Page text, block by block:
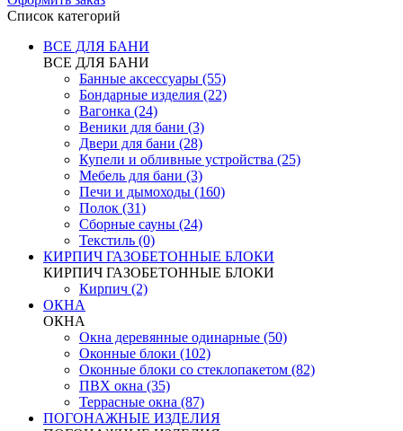
Список категорий
ВСЕ ДЛЯ БАНИ
ВСЕ ДЛЯ БАНИ
Банные аксессуары (55)
Бондарные изделия (22)
Вагонка (24)
Веники для бани (3)
Двери для бани (28)
Купели и обливные устройства (25)
Мебель для бани (3)
Печи и дымоходы (160)
Полок (31)
Сборные сауны (24)
Текстиль (0)
КИРПИЧ ГАЗОБЕТОННЫЕ БЛОКИ
КИРПИЧ ГАЗОБЕТОННЫЕ БЛОКИ
Кирпич (2)
ОКНА
ОКНА
Окна деревянные одинарные (50)
Оконные блоки (102)
Оконные блоки со стеклопакетом (82)
ПВХ окна (35)
Террасные окна (87)
ПОГОНАЖНЫЕ ИЗДЕЛИЯ